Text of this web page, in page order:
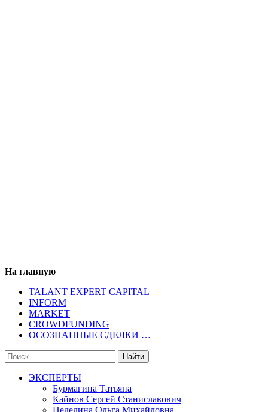
На главную
TALANT EXPERT CAPITAL
INFORM
MARKET
CROWDFUNDING
ОСОЗНАННЫЕ СДЕЛКИ …
ЭКСПЕРТЫ
Бурмагина Татьяна
Кайнов Сергей Станиславович
Неделина Ольга Михайловна